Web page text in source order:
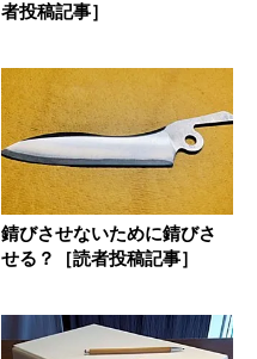
者投稿記事］
錆びさせないために錆びさ
せる？［読者投稿記事］